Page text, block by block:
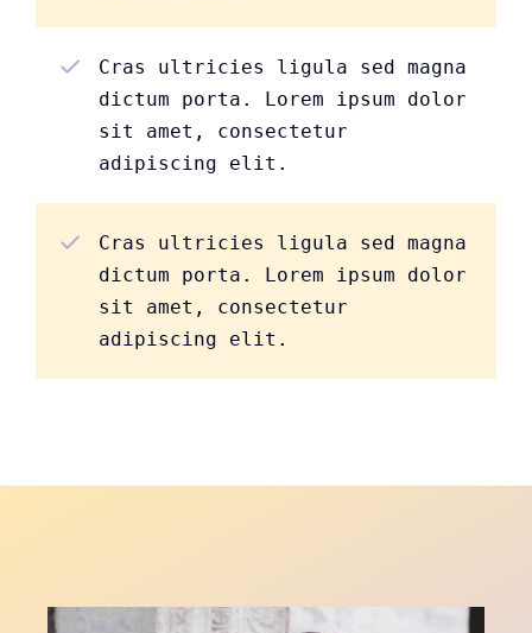
Cras ultricies ligula sed magna
dictum porta. Lorem ipsum dolor
sit amet, consectetur
adipiscing elit.
Cras ultricies ligula sed magna
dictum porta. Lorem ipsum dolor
sit amet, consectetur
adipiscing elit.